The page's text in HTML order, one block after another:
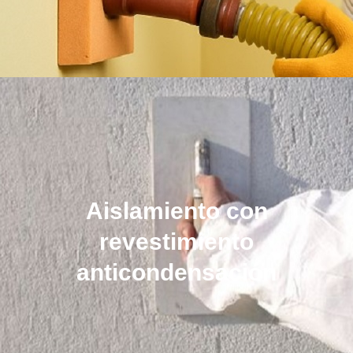
Aislamiento con
revestimiento
anticondensación